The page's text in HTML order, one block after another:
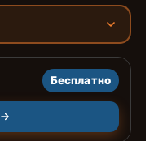
Бесплатно